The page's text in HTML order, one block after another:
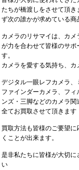
たちが橋渡しをさせて頂
ず次の誰かが求めている商
カメラのリサマイは、カ
が力を合わせて皆様のサ
す。
カメラを愛する気持ち、カ
デジタル一眼レフカメラ
ファインダーカメラ、フ
ンズ・三脚などのカメラ
全てお買取させて頂きます
買取方法も皆様のご要望
くことが出来ます。
是非私たちに皆様が大切
い